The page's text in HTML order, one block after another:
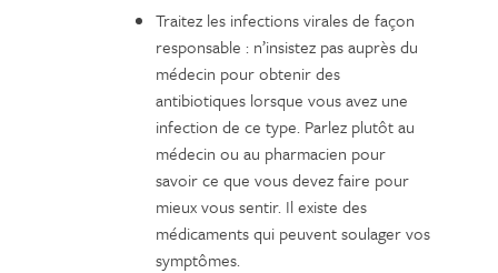
Traitez les infections virales de façon
responsable : n’insistez pas auprès du
médecin pour obtenir des
antibiotiques lorsque vous avez une
infection de ce type. Parlez plutôt au
médecin ou au pharmacien pour
savoir ce que vous devez faire pour
mieux vous sentir. Il existe des
médicaments qui peuvent soulager vos
symptômes.